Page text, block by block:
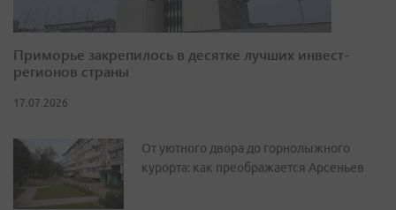
Приморье закрепилось в десятке лучших инвест-
регионов страны
17.07.2026
От уютного двора до горнолыжного
курорта: как преображается Арсеньев